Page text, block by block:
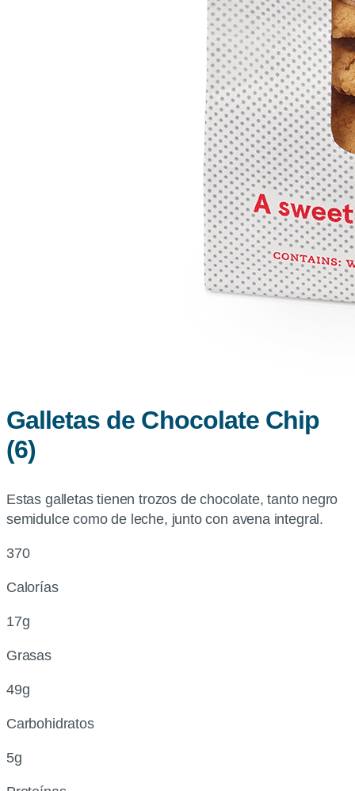
Galletas de Chocolate Chip
(6)
Estas galletas tienen trozos de chocolate, tanto negro
semidulce como de leche, junto con avena integral.
370
Calorías
17g
Grasas
49g
Carbohidratos
5g